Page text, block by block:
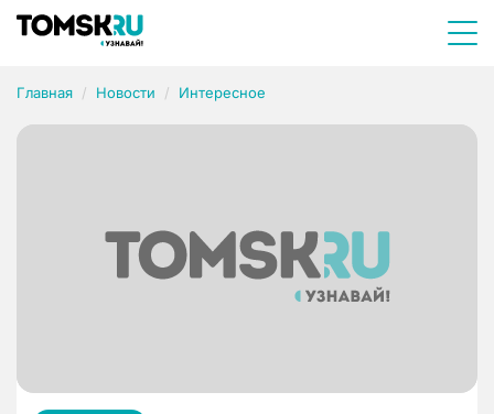
Главная Новости Интересное